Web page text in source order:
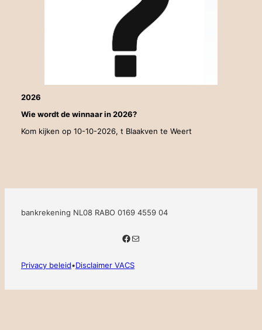
2026
Wie wordt de winnaar in 2026?
Kom kijken op 10-10-2026, t Blaakven te Weert
bankrekening NL08 RABO 0169 4559 04
Facebook E-mail
Privacy beleid•Disclaimer VACS